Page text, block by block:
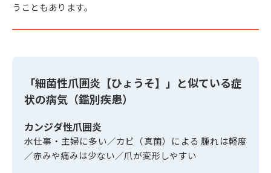
うこともあります。
「細菌性爪囲炎【ひょうそ】」と似ている症
状の病気（鑑別疾患）
カンジダ性爪囲炎
水仕事・主婦に多い／カビ（真菌）による 腫れは軽度
／赤みや痛みは少ない／爪が変形しやすい